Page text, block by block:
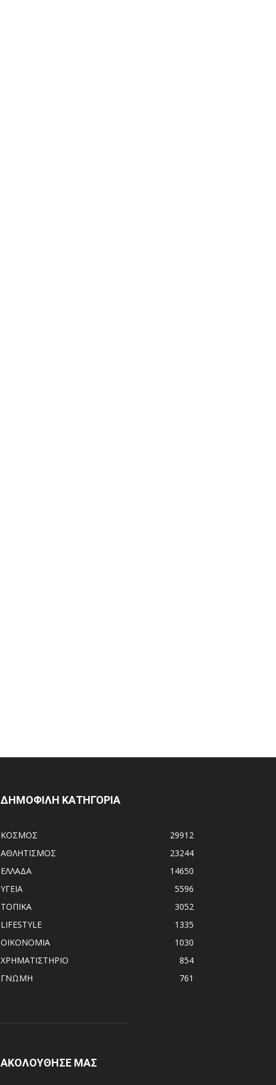
ΔΗΜΟΦΙΛΗ ΚΑΤΗΓΟΡΙΑ
ΚΟΣΜΟΣ
29912
ΑΘΛΗΤΙΣΜΟΣ
23244
ΕΛΛΑΔΑ
14650
ΥΓΕΙΑ
5596
ΤΟΠΙΚΑ
3052
LIFESTYLE
1335
ΟΙΚΟΝΟΜΙΑ
1030
ΧΡΗΜΑΤΙΣΤΗΡΙΟ
854
ΓΝΩΜΗ
761
ΑΚΟΛΟΥΘΗΣΕ ΜΑΣ